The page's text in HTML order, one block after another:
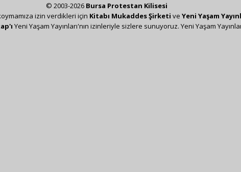
© 2003-2026 Bursa Protestan Kilisesi
izin verdikleri için Kitabı Mukaddes Şirketi ve Yeni Yaşam
Yeni Yaşam Yayınları'nın izinleriyle sizlere sunuyoruz. Yeni Yaşam